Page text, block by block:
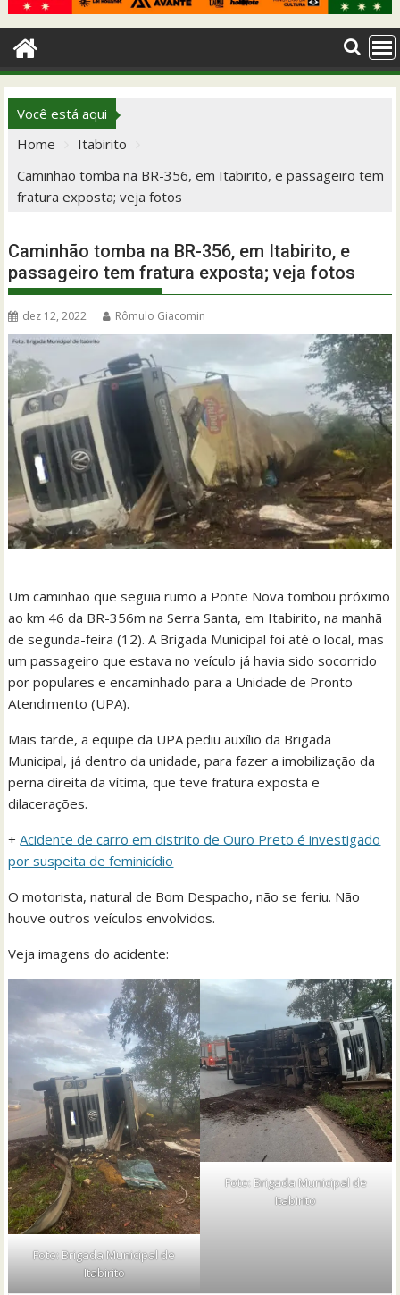
Você está aqui
Home
Itabirito
Caminhão tomba na BR-356, em Itabirito, e passageiro tem
fratura exposta; veja fotos
Caminhão tomba na BR-356, em Itabirito, e
passageiro tem fratura exposta; veja fotos
dez 12, 2022 Rômulo Giacomin
Um caminhão que seguia rumo a Ponte Nova tombou próximo
ao km 46 da BR-356m na Serra Santa, em Itabirito, na manhã
de segunda-feira (12). A Brigada Municipal foi até o local, mas
um passageiro que estava no veículo já havia sido socorrido
por populares e encaminhado para a Unidade de Pronto
Atendimento (UPA).
Mais tarde, a equipe da UPA pediu auxílio da Brigada
Municipal, já dentro da unidade, para fazer a imobilização da
perna direita da vítima, que teve fratura exposta e
dilacerações.
+Acidente de carro em distrito de Ouro Preto é investigado
por suspeita de feminicídio
O motorista, natural de Bom Despacho, não se feriu. Não
houve outros veículos envolvidos.
Veja imagens do acidente:
Foto: Brigada Municipal de
Itabirito
Foto: Brigada Municipal de
Itabirito